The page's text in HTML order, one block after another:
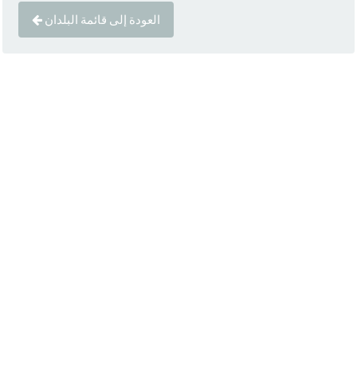
العودة إلى قائمة البلدان